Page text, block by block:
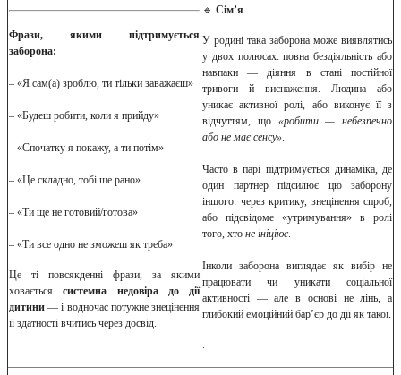
Фрази, якими підтримується
заборона:
– «Я сам(а) зроблю, ти тільки заважаєш»
– «Будеш робити, коли я прийду»
– «Спочатку я покажу, а ти потім»
– «Це складно, тобі ще рано»
– «Ти ще не готовий/готова»
– «Ти все одно не зможеш як треба»
Це ті повсякденні фрази, за якими
ховаєтьсясистемна недовіра до дії
дитини — і водночас потужне знецінення
її здатності вчитись через досвід.
🔹 Сім’я
У родині така заборона може виявлятись
у двох полюсах: повна бездіяльність або
навпаки — діяння в стані постійної
тривоги й виснаження. Людина або
уникає активної ролі, або виконує її з
відчуттям, що «робити — небезпечно
або не має сенсу».
Часто в парі підтримується динаміка, де
один партнер підсилює цю заборону
іншого: через критику, знецінення спроб,
або підсвідоме «утримування» в ролі
того, хто не ініціює.
Інколи заборона виглядає як вибір не
працювати чи уникати соціальної
активності — але в основі не лінь, а
глибокий емоційний бар’єр до дії як такої.
.